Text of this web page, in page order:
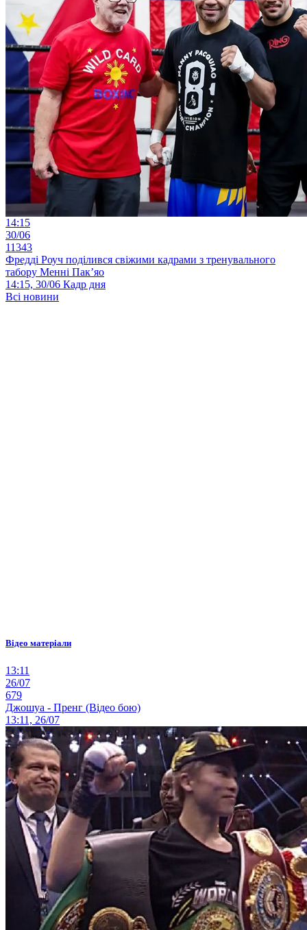
14:15
30/06
11343
Фредді Роуч поділився свіжими кадрами з тренувального
табору Менні Пак’яо
14:15, 30/06 Кадр дня
Всі новини
Відео матеріали
13:11
26/07
679
Джошуа - Пренг (Відео бою)
13:11, 26/07